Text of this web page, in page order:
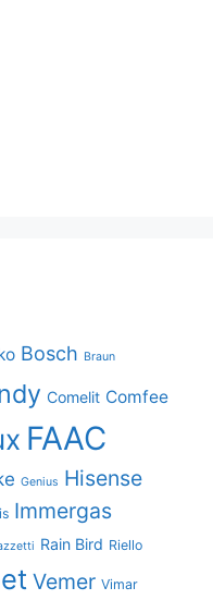
Bosch Braun
Comelit Comfee
FAAC
Genius Hisense
Immergas
Rain Bird Riello
Vemer Vimar